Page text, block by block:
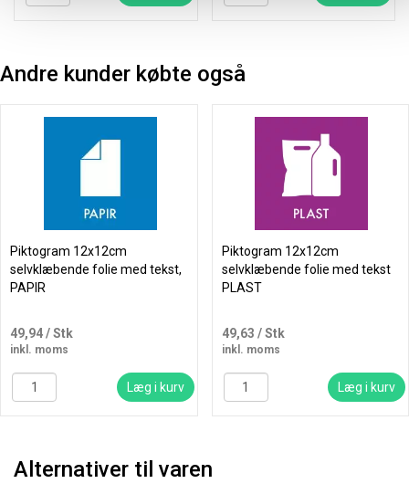
Andre kunder købte også
Piktogram 12x12cm
selvklæbende folie med tekst,
PAPIR
49,94/ Stk
inkl. moms
Læg i kurv
Piktogram 12x12cm
selvklæbende folie med tekst
PLAST
49,63 / Stk
inkl. moms
Læg i kurv
Alternativer til varen